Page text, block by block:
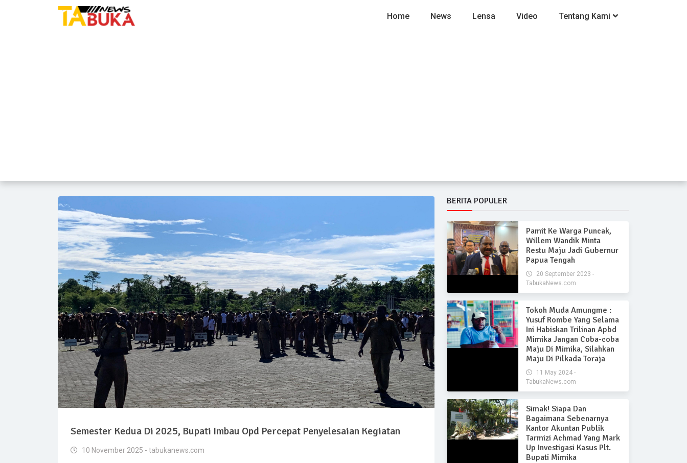
Home News Lensa Video Tentang Kami
Semester Kedua Di 2025, Bupati Imbau Opd Percepat Penyelesaian Kegiatan
10 November 2025 - tabukanews.com
BERITA POPULER
Pamit Ke Warga Puncak,
Willem Wandik Minta
Restu Maju Jadi Gubernur
Papua Tengah
20 September 2023 -
TabukaNews.com
Tokoh Muda Amungme :
Yusuf Rombe Yang Selama
Ini Habiskan Trilinan Apbd
Mimika Jangan Coba-coba
Maju Di Mimika, Silahkan
Maju Di Pilkada Toraja
11 May 2024 -
TabukaNews.com
Simak! Siapa Dan
Bagaimana Sebenarnya
Kantor Akuntan Publik
Tarmizi Achmad Yang Mark
Up Investigasi Kasus Plt.
Bupati Mimika